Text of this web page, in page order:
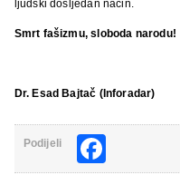
ljudski dosljedan način.
Smrt fašizmu, sloboda narodu!
Dr. Esad Bajtač (Inforadar)
Podijeli